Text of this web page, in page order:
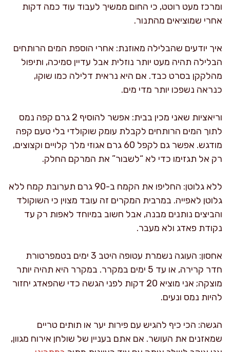
ומרכז מעט רוטט, כי החום ממשיך לעבוד עוד כמה דקות
אחרי שמוציאים מהתנור.
איך יודעים שהבלילה מאוזנת: אחרי הוספת המים הרותחים
הבלילה תהיה מעט יותר נוזלית אבל עדיין סמיכה, ותיפול
מהלקקן בסרט כבד. אם היא נראית דלילה כמו שוקו,
כנראה נשפכו יותר מדי מים.
וריאציות שאני מכין בבית: אפשר להוסיף 2 גרם קפה נמס
לתוך המים הרותחים לקבלת עומק שוקולדי בלי טעם קפה
מודגש. אפשר גם לקפל 60 גרם אגוזי מלך קלויים וקצוצים,
רק אל תגזימו כדי לא “לשבור” את המרקם החלק.
ללא גלוטן: החליפו את הקמח ב-90 גרם תערובת קמח ללא
גלוטן לאפייה. במרבית המקרים זה עובד מצוין כי השוקולד
והביצים נותנים מבנה, אבל חשוב במיוחד לאפות רק עד
נקודת פאדג ולא מעבר.
אחסון: העוגה נשמרת עטופה היטב 3 ימים בטמפרטורת
חדר קרירה, או עד 5 ימים במקרר. במקרר היא תהיה יותר
מוצקה; אני מוציא 20 דקות לפני הגשה כדי שהפאדג יחזור
להיות נמס ונעים.
הגשה: הכי כיף להגיש עם פירות יער או תותים טריים
שמאזנים את העושר. אם אתם בעניין של שולחן אירוח מגוון,